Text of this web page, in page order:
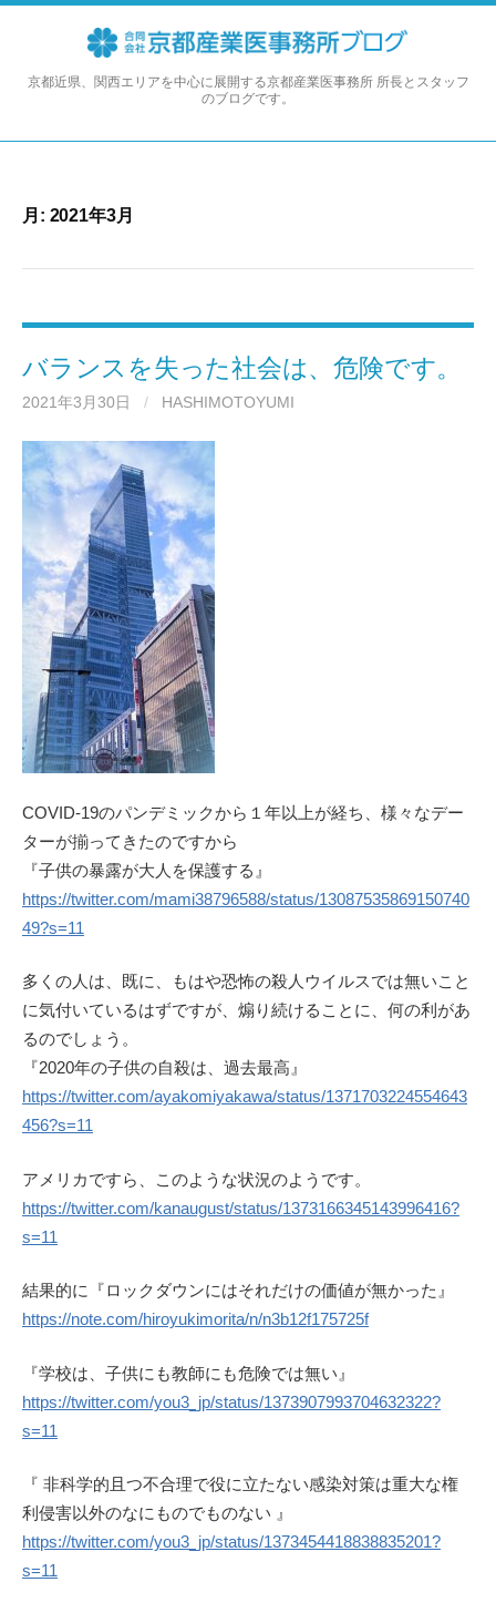
コ
京都近県、関西エリアを中心に展開する京都産業医事務所 所長とスタッフ
のブログです。
月: 2021年3月
バランスを失った社会は、危険です。
2021年3月30日 / HASHIMOTOYUMI
COVID-19のパンデミックから１年以上が経ち、様々なデー
ターが揃ってきたのですから
『子供の暴露が大人を保護する』
https://twitter.com/mami38796588/status/13087535869150740
49?s=11
多くの人は、既に、もはや恐怖の殺人ウイルスでは無いこと
に気付いているはずですが、煽り続けることに、何の利があ
るのでしょう。
『2020年の子供の自殺は、過去最高』
https://twitter.com/ayakomiyakawa/status/1371703224554643
456?s=11
アメリカですら、このような状況のようです。
https://twitter.com/kanaugust/status/1373166345143996416?
s=11
結果的に『ロックダウンにはそれだけの価値が無かった』
https://note.com/hiroyukimorita/n/n3b12f175725f
『学校は、子供にも教師にも危険では無い』
https://twitter.com/you3_jp/status/1373907993704632322?
s=11
『 非科学的且つ不合理で役に立たない感染対策は重大な権
利侵害以外のなにものでものない 』
https://twitter.com/you3_jp/status/1373454418838835201?
s=11